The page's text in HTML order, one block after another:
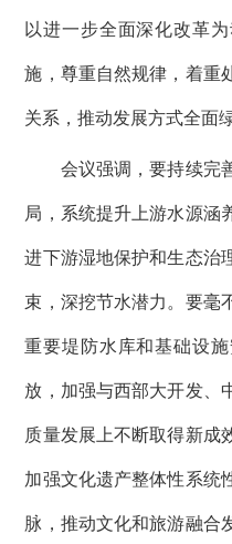
以进一步全面深化改革
施，尊重自然规律，着重
关系，推动发展方式全面
会议强调，要持续完善
局，系统提升上游水源涵
进下游湿地保护和生态治
束，深挖节水潜力。要毫
重要堤防水库和基础设
放，加强与西部大开发、
质量发展上不断取得新成
加强文化遗产整体性系统
脉，推动文化和旅游融合